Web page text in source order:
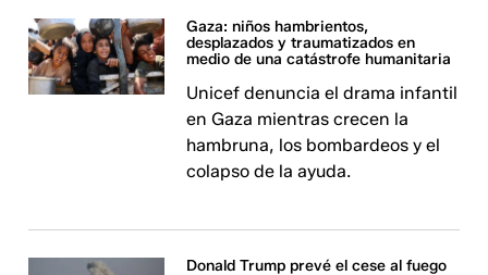
Gaza: niños hambrientos,
desplazados y traumatizados en
medio de una catástrofe humanitaria
Unicef denuncia el drama infantil
en Gaza mientras crecen la
hambruna, los bombardeos y el
colapso de la ayuda.
Donald Trump prevé el cese al fuego